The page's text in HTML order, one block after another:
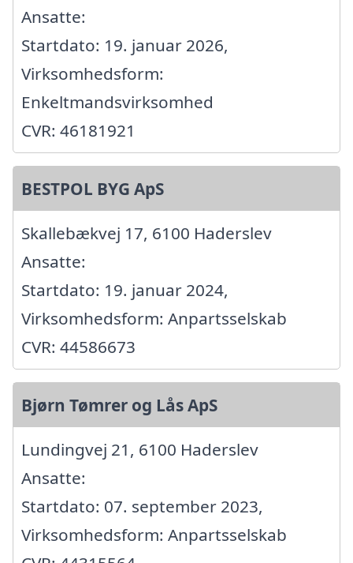
Ansatte:
Startdato: 19. januar 2026,
Virksomhedsform:
Enkeltmandsvirksomhed
CVR: 46181921
BESTPOL BYG ApS
Skallebækvej 17, 6100 Haderslev
Ansatte:
Startdato: 19. januar 2024,
Virksomhedsform: Anpartsselskab
CVR: 44586673
Bjørn Tømrer og Lås ApS
Lundingvej 21, 6100 Haderslev
Ansatte:
Startdato: 07. september 2023,
Virksomhedsform: Anpartsselskab